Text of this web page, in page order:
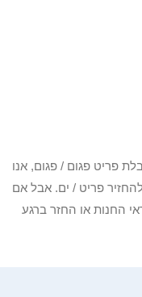
תוך 30 יום או שקיבלת פריט פגום / פגום, אנו
פריט / ים. אבל אם
החנות או החזר ברגע